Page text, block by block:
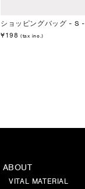
ショッピングバッグ - S -
¥198 (tax inc.)
ABOUT
VITAL MATERIAL